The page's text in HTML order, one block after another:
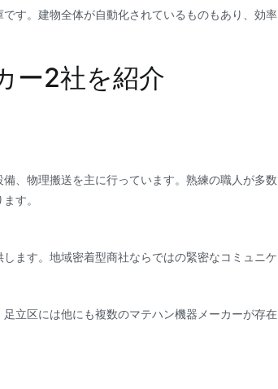
す。建物全体が自動化されているものもあり、効率
ー2社を紹介
、物理搬送を主に行っています。熟練の職人が多数
す。
ます。地域密着型商社ならではの緊密なコミュニケ
立区には他にも複数のマテハン機器メーカーが存在